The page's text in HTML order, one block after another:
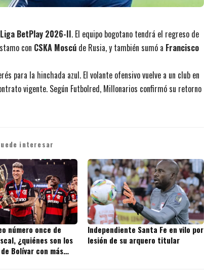
Liga BetPlay 2026-II. El equipo bogotano tendrá el regreso de
con CSKA Moscú de Rusia, y también sumó a Francisco
para la hinchada azul. El volante ofensivo vuelve a un club en
vigente. Según Futbolred, Millonarios confirmó su retorno
interesar
número once de
¿quiénes son los
Bolívar con más
Independiente Santa Fe en vilo por
lesión de su arquero titular